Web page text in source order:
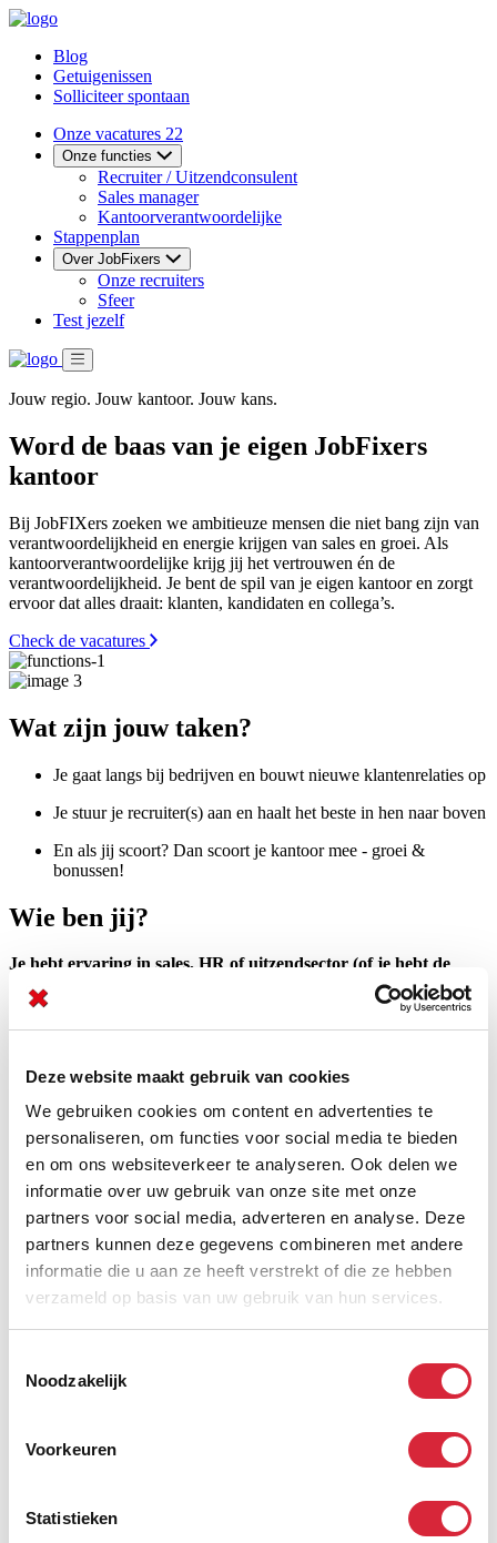
Deze website maakt gebruik van cookies
We gebruiken cookies om content en advertenties te
personaliseren, om functies voor social media te bieden
en om ons websiteverkeer te analyseren. Ook delen we
informatie over uw gebruik van onze site met onze
partners voor social media, adverteren en analyse. Deze
partners kunnen deze gegevens combineren met andere
informatie die u aan ze heeft verstrekt of die ze hebben
verzameld op basis van uw gebruik van hun services.
Noodzakelijk
Voorkeuren
Statistieken
Blog
Getuigenissen
Solliciteer spontaan
Onze vacatures 22
Onze functies
Recruiter / Uitzendconsulent
Sales manager
Kantoorverantwoordelijke
Stappenplan
Over JobFixers
Onze recruiters
Sfeer
Test jezelf
Jouw regio. Jouw kantoor. Jouw kans.
Word de baas van je eigen JobFixers
kantoor
Bij JobFIXers zoeken we ambitieuze mensen die niet bang zijn van
verantwoordelijkheid en energie krijgen van sales en groei. Als
kantoorverantwoordelijke krijg jij het vertrouwen én de
verantwoordelijkheid. Je bent de spil van je eigen kantoor en zorgt
ervoor dat alles draait: klanten, kandidaten en collega’s.
Check de vacatures
Wat zijn jouw taken?
Je gaat langs bij bedrijven en bouwt nieuwe klantenrelaties op
Je stuur je recruiter(s) aan en haalt het beste in hen naar boven
En als jij scoort? Dan scoort je kantoor mee - groei &
bonussen!
Wie ben jij?
Je hebt ervaring in sales, HR of uitzendsector (of je hebt de
ambitie om het te leren)
Je hebt een rijbewijs B
Bij JobFIXers geeft iedereen je zelfvertrouwen en de nodige
impulsen om te groeien en jezelf verder te ontwikkelen.
Wat levert het jou op?
Stevig vaste loon + stevige bonussen (obv prestaties)
Leuke reizen en extra’s als je goed scoort
Echte doorgroeikansen - binnen je regio of nationaal